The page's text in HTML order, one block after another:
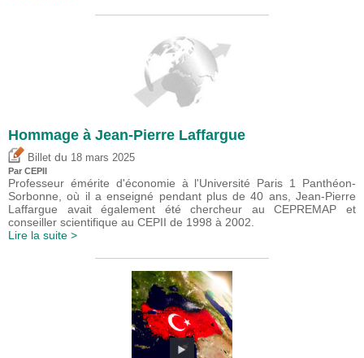
Hommage à Jean-Pierre Laffargue
Billet du 18 mars 2025
Par CEPII
Professeur émérite d'économie à l'Université Paris 1 Panthéon-
Sorbonne, où il a enseigné pendant plus de 40 ans, Jean-Pierre
Laffargue avait également été chercheur au CEPREMAP et
conseiller scientifique au CEPII de 1998 à 2002.
Lire la suite >